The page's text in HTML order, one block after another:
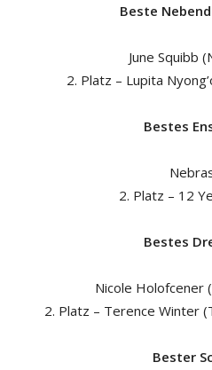
Beste
June Squibb
2. Platz – Lupita
Bestes
2. Platz – 12
Bestes
Nicole Holofcener
2. Platz – Terence Winter
Bester